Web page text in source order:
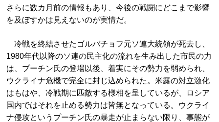
さらに数カ月前の情報もあり、今後の戦闘にどこまで影響
を及ぼすかは見えないのが実情だ。
冷戦を終結させたゴルバチョフ元ソ連大統領が死去し、
1980年代以降のソ連の民主化の流れを生み出した市民の力
は、プーチン氏の登場以後、着実にその勢力を弱められ、
ウクライナ危機で完全に封じ込められた。米露の対立激化
はもはや、冷戦期に匹敵する様相を呈しているが、ロシア
国内ではそれを止める勢力は皆無となっている。ウクライ
ナ侵攻というプーチン氏の暴走が止まらない限り、事態が